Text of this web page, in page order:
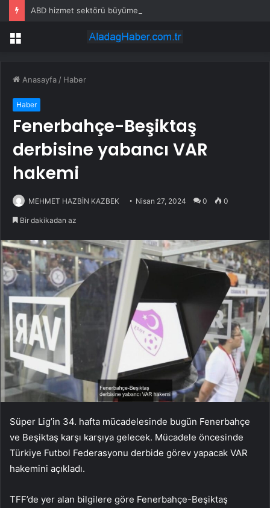
Menü
Anasayfa / Haber
Haber
Fenerbahçe-Beşiktaş
derbisine yabancı VAR
hakemi
MEHMET HAZBİN KAZBEK Nisan 27, 2024 0 0
Bir dakikadan az
Süper Lig’in 34. hafta mücadelesinde bugün Fenerbahçe
ve Beşiktaş karşı karşıya gelecek. Mücadele öncesinde
Türkiye Futbol Federasyonu derbide görev yapacak VAR
hakemini açıkladı.
TFF’de yer alan bilgilere göre Fenerbahçe-Beşiktaş